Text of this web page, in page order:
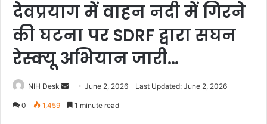
देवप्रयाग में वाहन नदी में गिरने
की घटना पर SDRF द्वारा सघन
रेस्क्यू अभियान जारी…
NIH Desk
Send
an
June 2, 2026 Last Updated: June 2, 2026
0 1,459 1 minute read